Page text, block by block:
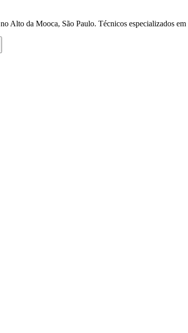
no Alto da Mooca, São Paulo. Técnicos especializados em